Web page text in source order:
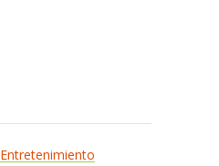
Entretenimiento